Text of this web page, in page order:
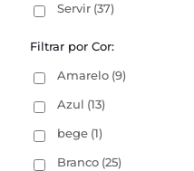
Servir (37)
Filtrar por Cor:
Amarelo (9)
Azul (13)
bege (1)
Branco (25)